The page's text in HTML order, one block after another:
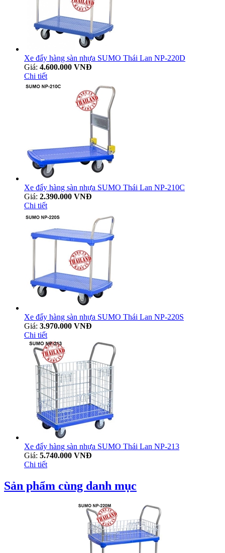
Xe đẩy hàng sàn nhựa SUMO Thái Lan NP-220D
Giá: 4.600.000 VNĐ
Chi tiết
Xe đẩy hàng sàn nhựa SUMO Thái Lan NP-210C
Giá: 2.390.000 VNĐ
Chi tiết
Xe đẩy hàng sàn nhựa SUMO Thái Lan NP-220S
Giá: 3.970.000 VNĐ
Chi tiết
Xe đẩy hàng sàn nhựa SUMO Thái Lan NP-213
Giá: 5.740.000 VNĐ
Chi tiết
Sản phẩm cùng danh mục